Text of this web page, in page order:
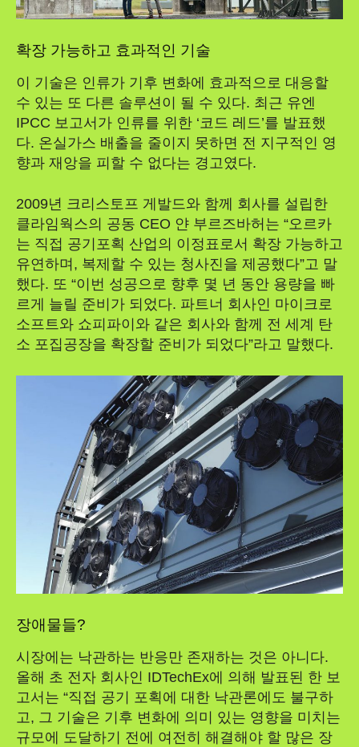
확장 가능하고 효과적인 기술
이 기술은 인류가 기후 변화에 효과적으로 대응할
수 있는 또 다른 솔루션이 될 수 있다. 최근 유엔
IPCC 보고서가 인류를 위한 ‘코드 레드’를 발표했
다. 온실가스 배출을 줄이지 못하면 전 지구적인 영
향과 재앙을 피할 수 없다는 경고였다.
2009년 크리스토프 게발드와 함께 회사를 설립한
클라임웍스의 공동 CEO 얀 부르즈바허는 “오르카
는 직접 공기포획 산업의 이정표로서 확장 가능하고
유연하며, 복제할 수 있는 청사진을 제공했다”고 말
했다. 또 “이번 성공으로 향후 몇 년 동안 용량을 빠
르게 늘릴 준비가 되었다. 파트너 회사인 마이크로
소프트와 쇼피파이와 같은 회사와 함께 전 세계 탄
소 포집공장을 확장할 준비가 되었다”라고 말했다.
장애물들?
시장에는 낙관하는 반응만 존재하는 것은 아니다.
올해 초 전자 회사인 IDTechEx에 의해 발표된 한 보
고서는 “직접 공기 포획에 대한 낙관론에도 불구하
고, 그 기술은 기후 변화에 의미 있는 영향을 미치는
규모에 도달하기 전에 여전히 해결해야 할 많은 장